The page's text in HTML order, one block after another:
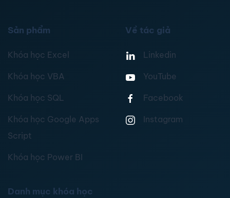
Sản phẩm
Khóa học Excel
Khóa học VBA
Khóa học SQL
Khóa học Google Apps
Script
Khóa học Power BI
Về tác giả
Linkedin
YouTube
Facebook
Instagram
Danh mục khóa học